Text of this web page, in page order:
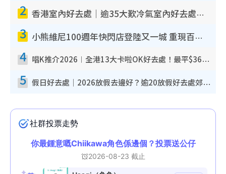
2 香港室內好去處｜逾35大歎冷氣室內好去處推介 室內活動免費避雨無懼落雨
3 小熊維尼100週年快閃店登陸又一城 重現百畝森林經典場景／獨家限定盲盒登場／專屬DIY香水
4 唱K推介2026︱全港13大卡啦OK好去處！最平$36起 日文K都有！(附地址+收費詳情)
5 假日好去處｜2026放假去邊好？逾20放假好去處郊外/秘景 休閒半日或一日遊